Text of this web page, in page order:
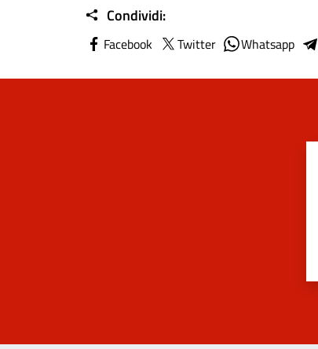
Condividi:
Facebook Twitter Whatsapp